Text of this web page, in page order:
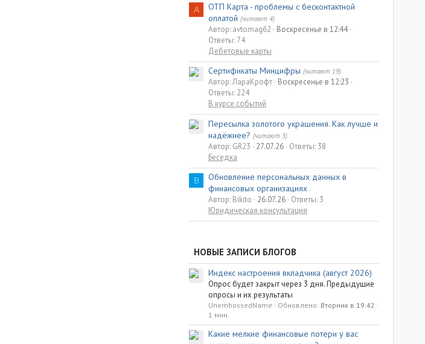
A
ОТП Карта - проблемы с бесконтактной
оплатой (читают 4)
Автор: avtomag62
Воскресенье в 12:44
Ответы: 74
Дебетовые карты
Сертификаты Минцифры (читают 19)
Автор: ЛараКрофт Воскресенье в 12:23
Ответы: 224
В курсе событий
Пересылка золотого украшения. Как лучше и
надёжнее? (читают 3)
Автор: GR23 27.07.26 Ответы: 38
Беседка
B
Обновление персональных данных в
финансовых организациях
Автор: Bikito 26.07.26 Ответы: 3
Юридическая консультация
НОВЫЕ ЗАПИСИ БЛОГОВ
Индекс настроения вкладчика (август 2026)
Опрос будет закрыт через 3 дня. Предыдущие
опросы и их результаты
UnembossedName Обновлено: Вторник в 19:42
1 мин.
Какие мелкие финансовые потери у вас